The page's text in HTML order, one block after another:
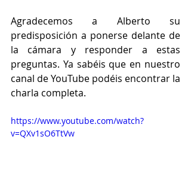
Agradecemos a Alberto su
predisposición a ponerse delante de
la cámara y responder a estas
preguntas. Ya sabéis que en nuestro
canal de YouTube podéis encontrar la
charla completa.
https://www.youtube.com/watch?
v=QXv1sO6TtVw